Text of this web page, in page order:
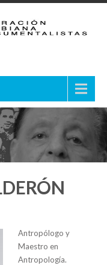
Antropólogo y
Maestro en
Antropología.